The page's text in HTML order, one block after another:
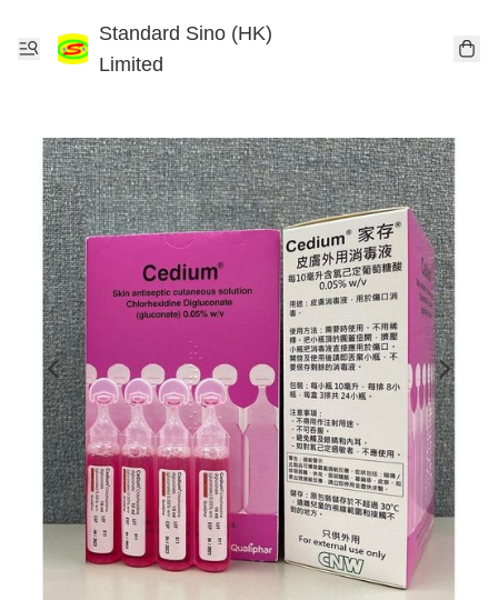
Standard Sino (HK)
Limited